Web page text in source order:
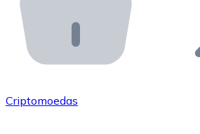
API Bitnovo
Integre nossa API no seu
Junte-se à nossa rede de
Criptomoedas